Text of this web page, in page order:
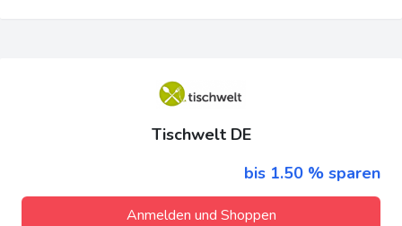
Tischwelt DE
bis 1.50 % sparen
Anmelden und Shoppen